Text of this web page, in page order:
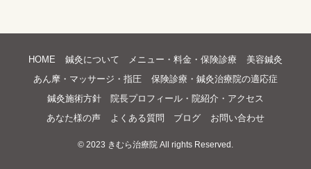
HOME 鍼灸について メニュー・料金・保険診療
美容鍼灸
あん摩・マッサージ・指圧
保険診療・鍼灸治療院の適応症
鍼灸施術方針
院長プロフィール・院紹介・アクセス
あなた様の声
よくある質問 ブログ お問い合わせ
© 2023 きむら治療院 All rights Reserved.